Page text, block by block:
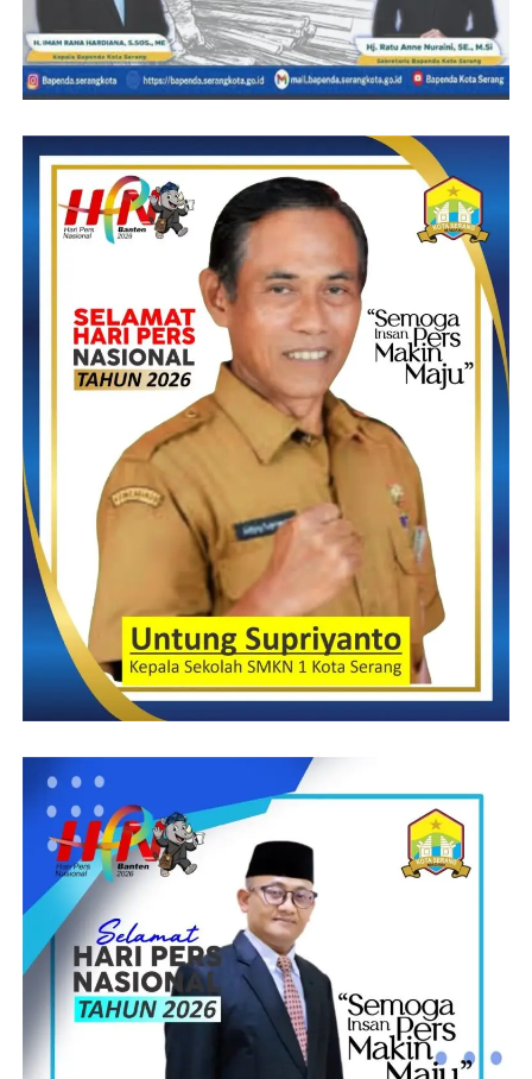
air bersih dan jamban,”ungkap Tatang.
Ia mengatakan bantuan tersebut tidak hanya diberikan kepada
masyarakat yang tidak mampu. Akan tetapi juga kepada pondok
kita akan bersinergi dengan para pengusaha yang peduli
membantu masyarakat,” kata Tatang.
Untuk mendapatkan bantuan sumur bor gratis dan jamban
tersebut, masyarakat dapat mendatangi kantor Koramil dan
kodim setempat. “Silahkan datang ke Koramil dan Kodim, nanti
babinsa yang akan memaparkan,”
Program lainnya yang di inisiasi oleh Danrem diantaranya adalah
pemberdayaan UMKM bagi rakyat yang kurang mampu,
program tersebut adalah 1000 angkringan, yang nantinya akan
dikelola oleh Koramil. 1000 angkringan ini juga akan tersebar di
4 wilayah kordinasi Danrem 064/ MY.
Untuk semua itu, Danrem mohon doa restu dari semua pihak
agar program pembangunan Banten lebih baik dapat berjalan
sesuai harapan semua.